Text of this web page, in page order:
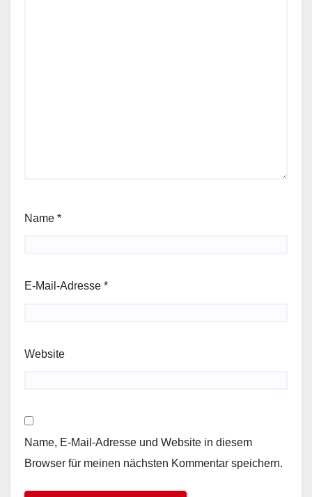
Name *
E-Mail-Adresse *
Website
Name, E-Mail-Adresse und Website in diesem
Browser für meinen nächsten Kommentar speichern.